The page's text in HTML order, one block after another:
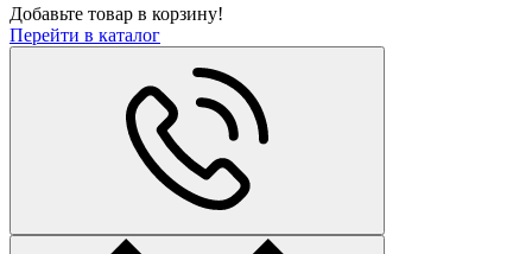
Добавьте товар в корзину!
Перейти в каталог